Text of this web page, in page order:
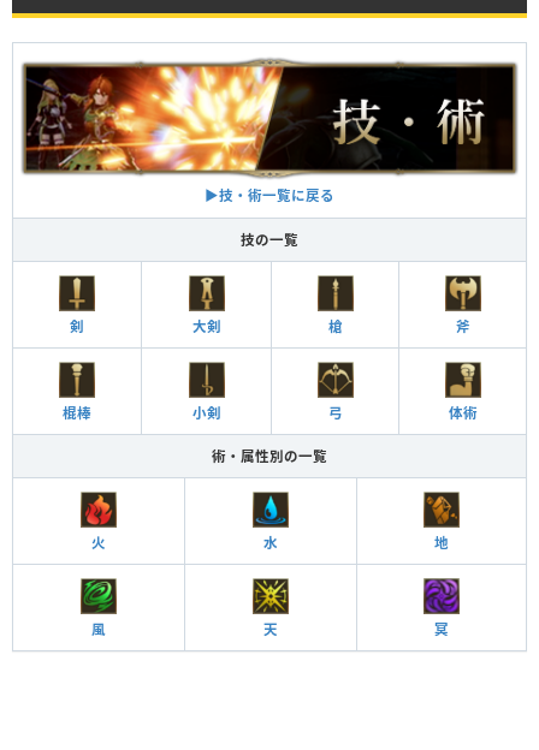
▶︎技・術一覧に戻る
技の一覧
剣 大剣 槍 斧
棍棒 小剣 弓 体術
術・属性別の一覧
火 水 地
風 天 冥